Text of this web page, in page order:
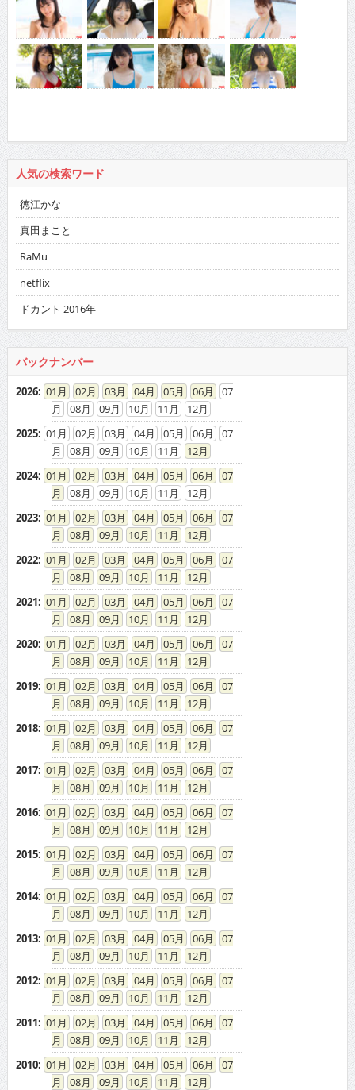
人気の検索ワード
徳江かな
真田まこと
RaMu
netflix
ドカント 2016年
バックナンバー
2026: 01 02 03 04 05 06
07
08
09 10 11
12
2025: 01 02 03 04 05 06
07
08
09 10 11
12
2024: 01 02 03 04 05 06
07
08
09 10 11
12
2023: 01 02 03 04 05 06
07
08
09 10 11
12
2022: 01 02 03 04 05 06
07
08
09 10 11
12
2021: 01 02 03 04 05 06
07
08
09 10 11
12
2020: 01 02 03 04 05 06
07
08
09 10 11
12
2019: 01 02 03 04 05 06
07
08
09 10 11
12
2018: 01 02 03 04 05 06
07
08
09 10 11
12
2017: 01 02 03 04 05 06
07
08
09 10 11
12
2016: 01 02 03 04 05 06
07
08
09 10 11
12
2015: 01 02 03 04 05 06
07
08
09 10 11
12
2014: 01 02 03 04 05 06
07
08
09 10 11
12
2013: 01 02 03 04 05 06
07
08
09 10 11
12
2012: 01 02 03 04 05 06
07
08
09 10 11
12
2011: 01 02 03 04 05 06
07
08
09 10 11
12
2010: 01 02 03 04 05 06
07
08
09 10 11
12